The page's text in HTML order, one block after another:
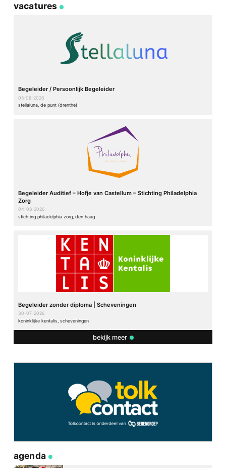
vacatures
Begeleider / Persoonlijk Begeleider
05-08-2026
stellaluna, de punt (drenthe)
Begeleider Auditief – Hofje van Castellum – Stichting Philadelphia
Zorg
04-08-2026
stichting philadelphia zorg, den haag
Begeleider zonder diploma | Scheveningen
30-07-2026
koninklijke kentalis, scheveningen
bekijk meer
agenda